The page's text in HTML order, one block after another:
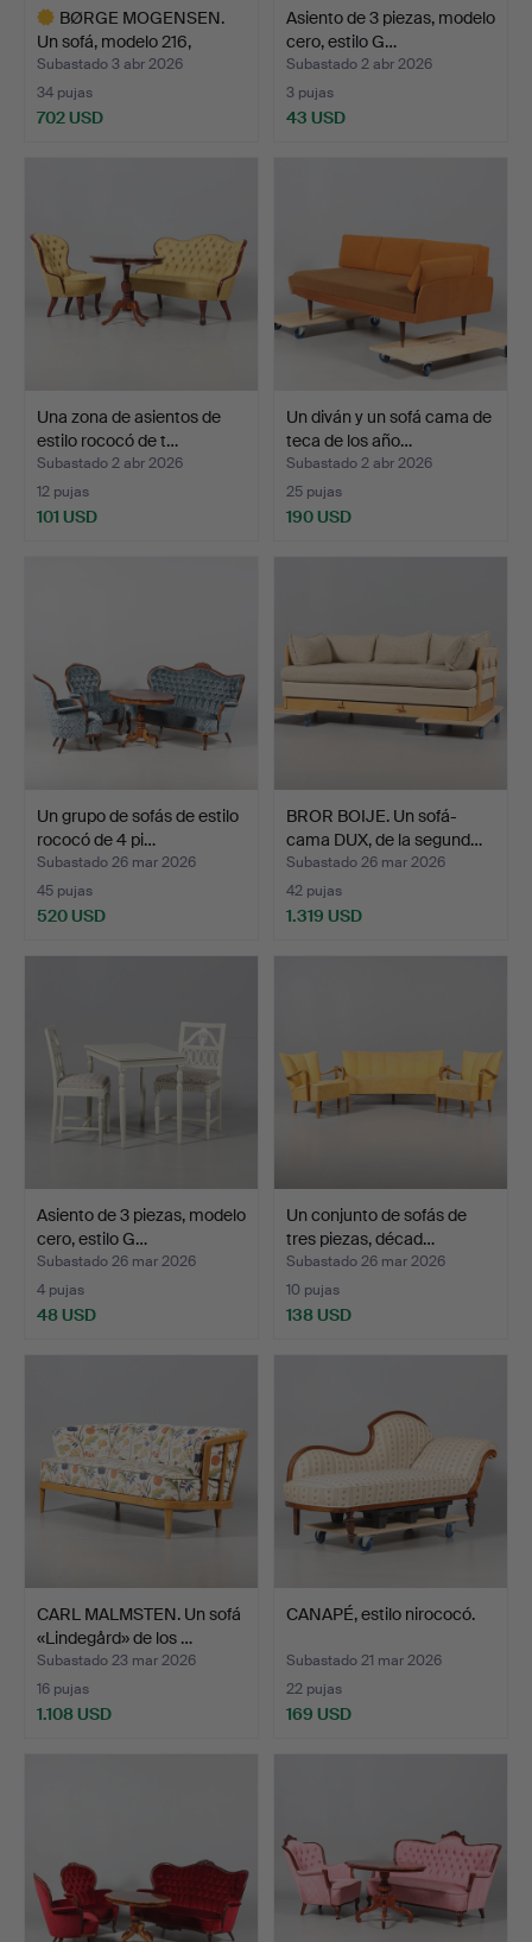
BØRGE MOGENSEN.
Un sofá, modelo 216,
Frede…
Subastado 3 abr 2026
34 pujas
702 USD
Asiento de 3 piezas, modelo
cero, estilo G…
Subastado 2 abr 2026
3 pujas
43 USD
Una zona de asientos de
estilo rococó de t…
Subastado 2 abr 2026
12 pujas
101 USD
Un diván y un sofá cama de
teca de los año…
Subastado 2 abr 2026
25 pujas
190 USD
Un grupo de sofás de estilo
rococó de 4 pi…
Subastado 26 mar 2026
45 pujas
520 USD
BROR BOIJE. Un sofá-
cama DUX, de la segund…
Subastado 26 mar 2026
42 pujas
1.319 USD
Asiento de 3 piezas, modelo
cero, estilo G…
Subastado 26 mar 2026
4 pujas
48 USD
Un conjunto de sofás de
tres piezas, décad…
Subastado 26 mar 2026
10 pujas
138 USD
CARL MALMSTEN. Un sofá
«Lindegård» de los …
Subastado 23 mar 2026
16 pujas
1.108 USD
CANAPÉ, estilo nirococó.
Subastado 21 mar 2026
22 pujas
169 USD